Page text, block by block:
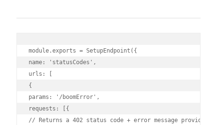
module.exports = SetupEndpoint({
name: 'statusCodes',
urls: [
{
params: '/boomError',
requests: [{
// Returns a 402 status code + error message provided